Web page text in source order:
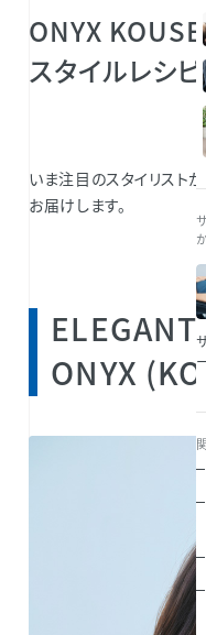
ONYX
スタイルレシピ
いま注目のスタイリスト
お届けします。
ONYX